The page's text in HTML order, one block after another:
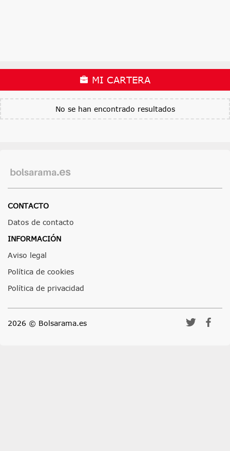
MI CARTERA
No se han encontrado resultados
CONTACTO
Datos de contacto
INFORMACIÓN
Aviso legal
Política de cookies
Política de privacidad
2026 © Bolsarama.es